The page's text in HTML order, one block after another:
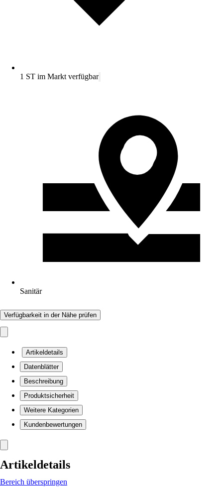
1 ST im Markt verfügbar
Sanitär
Verfügbarkeit in der Nähe prüfen
Artikeldetails
Datenblätter
Beschreibung
Produktsicherheit
Weitere Kategorien
Kundenbewertungen
Artikeldetails
Bereich überspringen